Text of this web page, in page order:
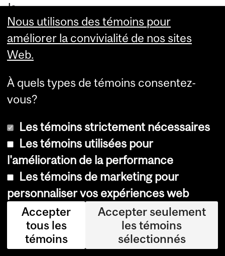
la
soi
ré
e
re
nd
ait
ho
m
ma
ge
au
Nous utilisons des témoins pour
améliorer la convivialité de nos sites
Web.
À quels types de témoins consentez-
vous?
Les témoins strictement nécessaires
Les témoins utilisées pour
l'amélioration de la performance
Les témoins de marketing pour
personnaliser vos expériences web
Accepter
tous les
témoins
Accepter seulement
les témoins
sélectionnés